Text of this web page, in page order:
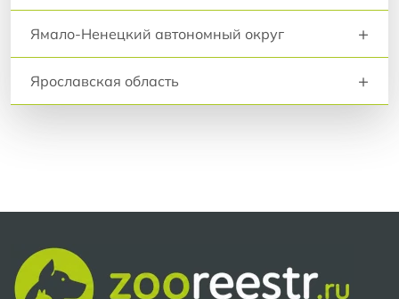
Ямало-Ненецкий автономный округ +
Ярославская область +